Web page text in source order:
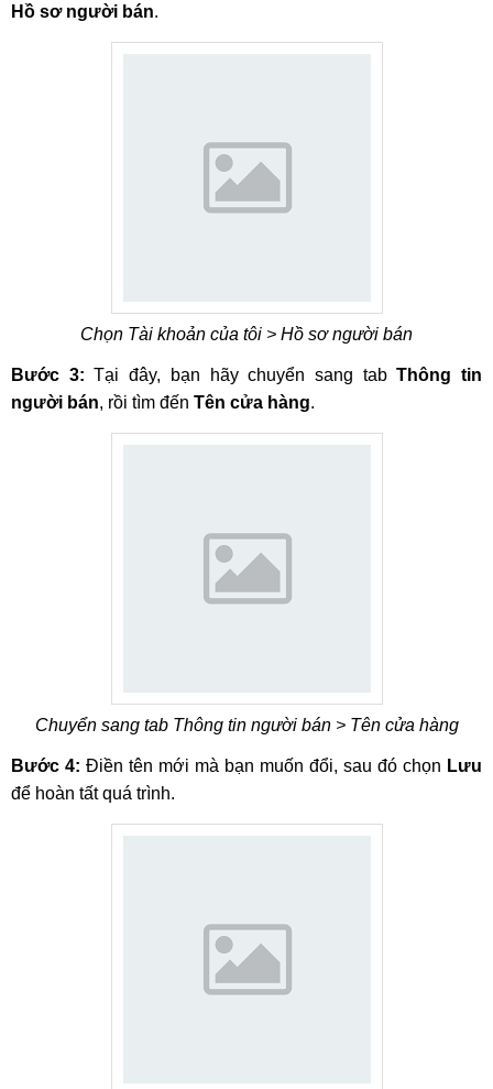
Hồ sơ người bán.
Chọn Tài khoản của tôi > Hồ sơ người bán
Bước 3: Tại đây, bạn hãy chuyển sang tabThông tin
người bán, rồi tìm đến Tên cửa hàng.
Chuyển sang tab Thông tin người bán > Tên cửa hàng
Bước 4: Điền tên mới mà bạn muốn đổi, sau đó chọn Lưu
để hoàn tất quá trình.